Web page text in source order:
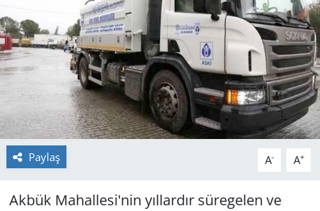
Paylaş A- A+
Akbük Mahallesi'nin yıllardır süregelen ve
GÜNDEM
HABERDE İNSAN
KÜLTÜR SANAT
MAGAZİN
POLİTİKA
RESMİ İLANLAR